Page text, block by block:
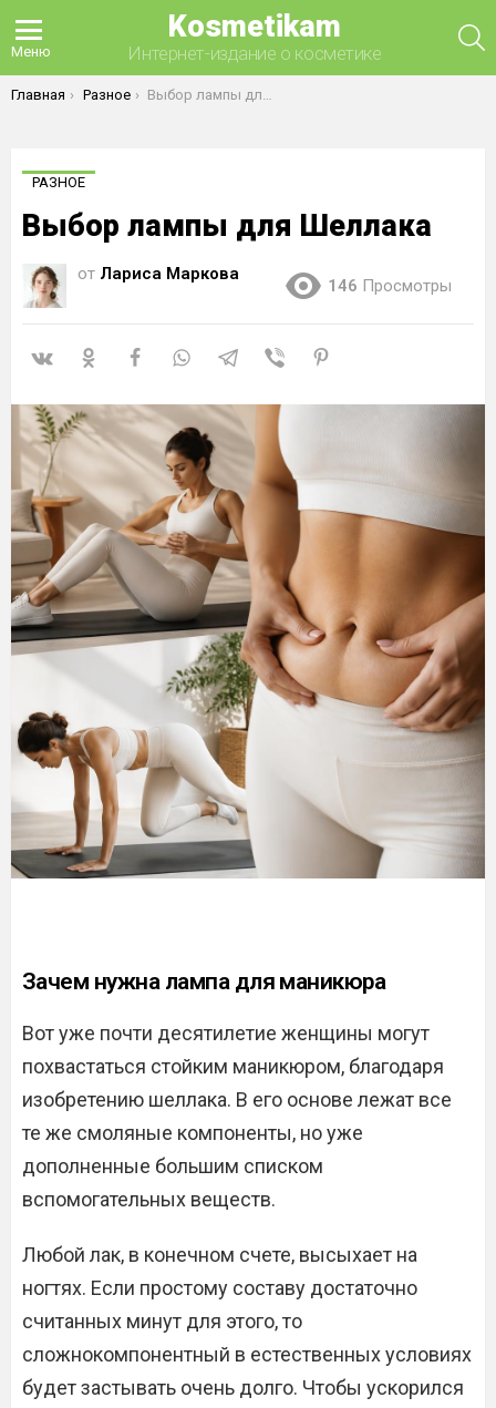
Меню
Kosmetikam
Интернет-издание о косметике
Вы здесь:
Главная Разное Выбор лампы для Шеллака
РАЗНОЕ
Выбор лампы для Шеллака
от Лариса Маркова
146 Просмотры
Зачем нужна лампа для маникюра
Вот уже почти десятилетие женщины могут
похвастаться стойким маникюром, благодаря
изобретению шеллака. В его основе лежат все
те же смоляные компоненты, но уже
дополненные большим списком
вспомогательных веществ.
Любой лак, в конечном счете, высыхает на
ногтях. Если простому составу достаточно
считанных минут для этого, то
сложнокомпонентный в естественных условиях
будет застывать очень долго. Чтобы ускорился